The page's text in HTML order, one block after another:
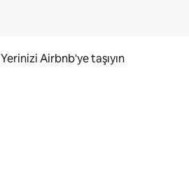
Yerinizi Airbnb'ye taşıyın